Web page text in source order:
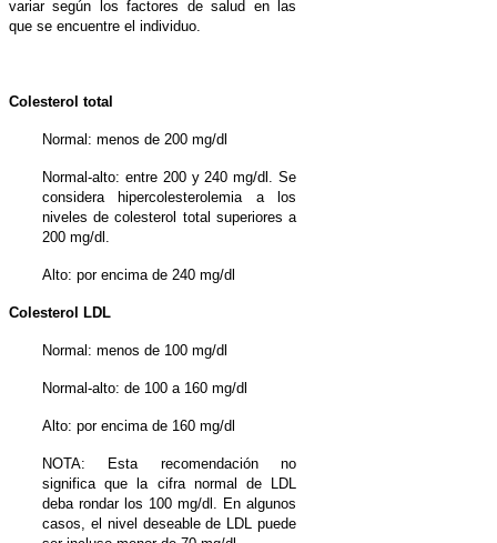
variar según los factores de salud en las
que se encuentre el individuo.
Colesterol total
Normal: menos de 200 mg/dl
Normal-alto: entre 200 y 240 mg/dl. Se
considera hipercolesterolemia a los
niveles de colesterol total superiores a
200 mg/dl.
Alto: por encima de 240 mg/dl
Colesterol LDL
Normal: menos de 100 mg/dl
Normal-alto: de 100 a 160 mg/dl
Alto: por encima de 160 mg/dl
NOTA: Esta recomendación no
significa que la cifra normal de LDL
deba rondar los 100 mg/dl. En algunos
casos, el nivel deseable de LDL puede